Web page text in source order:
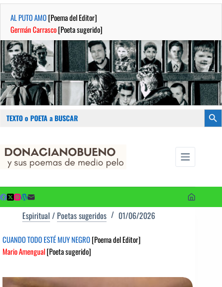
AL PUTO AMO[Poema del Editor]
Germán Carrasco[Poeta sugerido]
contenido
Espiritual / Poetas sugeridos 01/06/2026
CUANDO TODO ESTÉ MUY NEGRO[Poema del Editor]
Mario Amengual[Poeta sugerido]